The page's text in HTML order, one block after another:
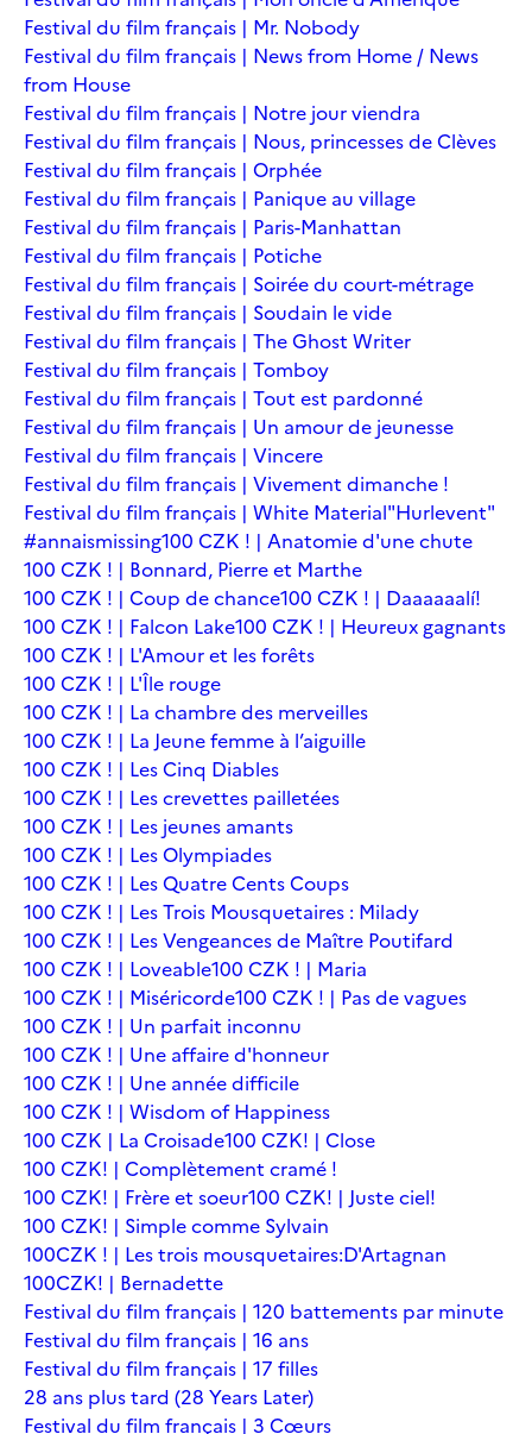
Festival du film français | Mr. Nobody
Festival du film français | News from Home / News
from House
Festival du film français | Notre jour viendra
Festival du film français | Nous, princesses de Clèves
Festival du film français | Orphée
Festival du film français | Panique au village
Festival du film français | Paris-Manhattan
Festival du film français | Potiche
Festival du film français | Soirée du court-métrage
Festival du film français | Soudain le vide
Festival du film français | The Ghost Writer
Festival du film français | Tomboy
Festival du film français | Tout est pardonné
Festival du film français | Un amour de jeunesse
Festival du film français | Vincere
Festival du film français | Vivement dimanche !
Festival du film français | White Material"Hurlevent"
#annaismissing100 CZK ! | Anatomie d'une chute
100 CZK ! | Bonnard, Pierre et Marthe
100 CZK ! | Coup de chance100 CZK ! | Daaaaaalí!
100 CZK ! | Falcon Lake100 CZK ! | Heureux gagnants
100 CZK ! | L'Amour et les forêts
100 CZK ! | L'Île rouge
100 CZK ! | La chambre des merveilles
100 CZK ! | La Jeune femme à l’aiguille
100 CZK ! | Les Cinq Diables
100 CZK ! | Les crevettes pailletées
100 CZK ! | Les jeunes amants
100 CZK ! | Les Olympiades
100 CZK ! | Les Quatre Cents Coups
100 CZK ! | Les Trois Mousquetaires : Milady
100 CZK ! | Les Vengeances de Maître Poutifard
100 CZK ! | Loveable100 CZK ! | Maria
100 CZK ! | Miséricorde100 CZK ! | Pas de vagues
100 CZK ! | Un parfait inconnu
100 CZK ! | Une affaire d'honneur
100 CZK ! | Une année difficile
100 CZK ! | Wisdom of Happiness
100 CZK | La Croisade100 CZK! | Close
100 CZK! | Complètement cramé !
100 CZK! | Frère et soeur100 CZK! | Juste ciel!
100 CZK! | Simple comme Sylvain
100CZK ! | Les trois mousquetaires:D'Artagnan
100CZK! | Bernadette
Festival du film français | 120 battements par minute
Festival du film français | 16 ans
Festival du film français | 17 filles
28 ans plus tard (28 Years Later)
Festival du film français | 3 Cœurs